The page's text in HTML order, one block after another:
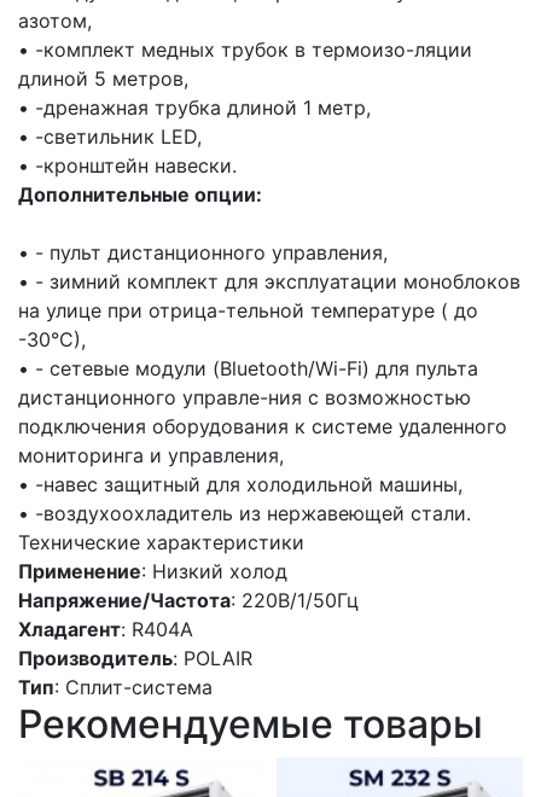
азотом,
• -комплект медных трубок в термоизо-ляции
длиной 5 метров,
• -дренажная трубка длиной 1 метр,
• -светильник LED,
• -кронштейн навески.
Дополнительные опции:
• - пульт дистанционного управления,
• - зимний комплект для эксплуатации моноблоков
на улице при отрица-тельной температуре ( до
-30°С),
• - сетевые модули (Bluetooth/Wi-Fi) для пульта
дистанционного управле-ния с возможностью
подключения оборудования к системе удаленного
мониторинга и управления,
• -навес защитный для холодильной машины,
• -воздухоохладитель из нержавеющей стали.
Технические характеристики
Применение: Низкий холод
Напряжение/Частота: 220В/1/50Гц
Хладагент: R404A
Производитель: POLAIR
Тип: Сплит-система
Рекомендуемые товары